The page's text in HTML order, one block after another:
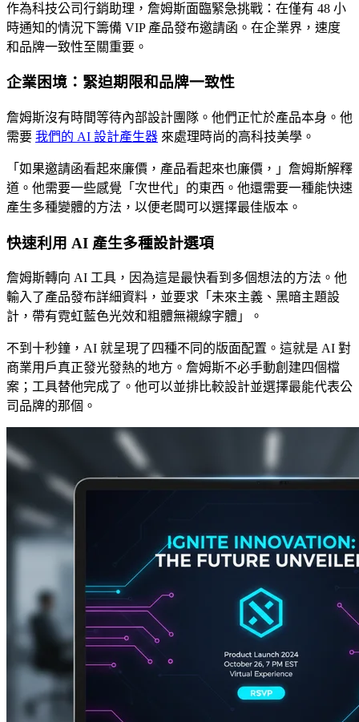
作為科技公司行銷助理，詹姆斯面臨緊急挑戰：在僅有 48 小
時通知的情況下籌備 VIP 產品發布邀請函。在企業界，速度
和品牌一致性至關重要。
企業困境：緊迫期限和品牌一致性
詹姆斯沒有時間等待內部設計團隊。他們正忙於產品本身。他
需要 我們的 AI 設計產生器 來處理時尚的高科技美學。
「如果邀請函看起來廉價，產品看起來也廉價，」詹姆斯解釋
道。他需要一些感覺「次世代」的東西。他還需要一種能快速
產生多種變體的方法，以便老闆可以選擇最佳版本。
快速利用 AI 產生多種設計選項
詹姆斯轉向 AI 工具，因為這是最快看到多個想法的方法。他
輸入了產品發布詳細資料，並要求「未來主義、黑暗主題設
計，帶有霓虹藍色光效和粗體無襯線字體」。
不到十秒鐘，AI 就呈現了四種不同的版面配置。這就是 AI 對
商業用戶真正發光發熱的地方。詹姆斯不必手動創建四個檔
案；工具替他完成了。他可以並排比較設計並選擇最能代表公
司品牌的那個。